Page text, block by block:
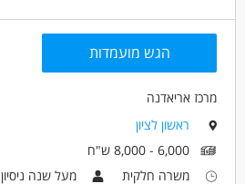
הגש מועמדות
מרכז אריאדנה
ראשון לציון
6,000 - 8,000 ש"ח
משרה חלקית
מעל שנה ניסיון